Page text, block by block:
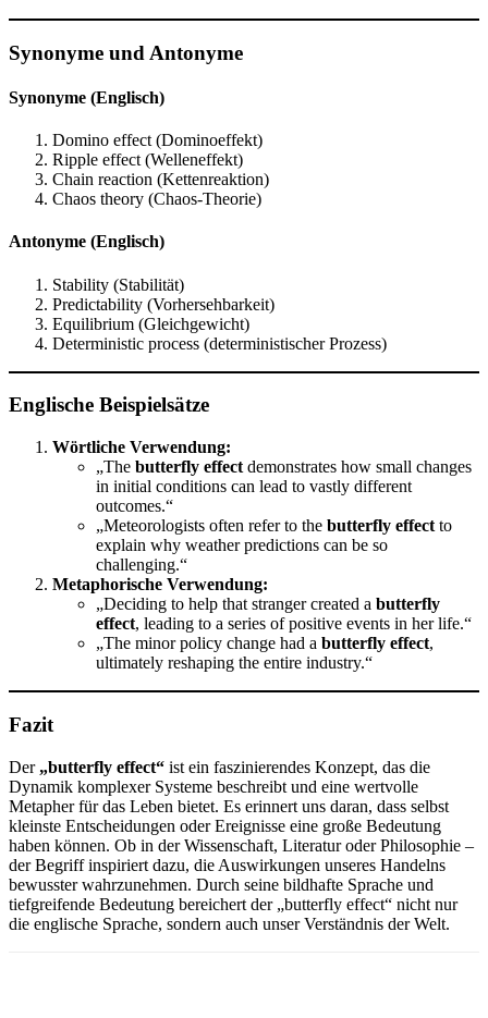
Synonyme und Antonyme
Synonyme (Englisch)
Domino effect (Dominoeffekt)
Ripple effect (Welleneffekt)
Chain reaction (Kettenreaktion)
Chaos theory (Chaos-Theorie)
Antonyme (Englisch)
Stability (Stabilität)
Predictability (Vorhersehbarkeit)
Equilibrium (Gleichgewicht)
Deterministic process (deterministischer Prozess)
Englische Beispielsätze
Wörtliche Verwendung:
„The butterfly effect demonstrates how small changes
in initial conditions can lead to vastly different
outcomes.“
„Meteorologists often refer to the butterfly effect to
explain why weather predictions can be so
challenging.“
Metaphorische Verwendung:
„Deciding to help that stranger created a butterfly
effect, leading to a series of positive events in her life.“
„The minor policy change had a butterfly effect,
ultimately reshaping the entire industry.“
Fazit
Der „butterfly effect“ ist ein faszinierendes Konzept, das die
Dynamik komplexer Systeme beschreibt und eine wertvolle
Metapher für das Leben bietet. Es erinnert uns daran, dass selbst
kleinste Entscheidungen oder Ereignisse eine große Bedeutung
haben können. Ob in der Wissenschaft, Literatur oder Philosophie –
der Begriff inspiriert dazu, die Auswirkungen unseres Handelns
bewusster wahrzunehmen. Durch seine bildhafte Sprache und
tiefgreifende Bedeutung bereichert der „butterfly effect“ nicht nur
die englische Sprache, sondern auch unser Verständnis der Welt.